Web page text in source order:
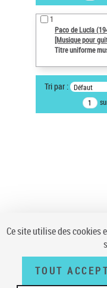
Pays
ne s'applique pas
Auteur d’œuvre
Paco de Lucía
Sauvegarder votre
1
Paco de Lucía
[Musique pour
Titre uniforme
Tri par : Défaut
Ce site utilise des cookies
TOUT